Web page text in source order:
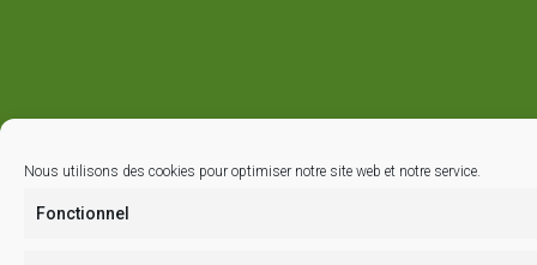
Nous utilisons des cookies pour optimiser notre site web et notre service.
Fonctionnel